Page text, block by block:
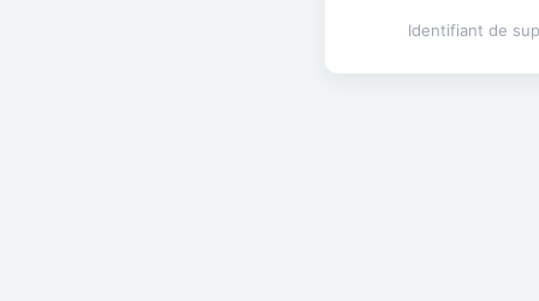
Identifiant de